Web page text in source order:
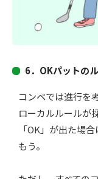
6． OKパットの
コンペでは進行を
ローカルルールが
「OK」が出た場
もう。